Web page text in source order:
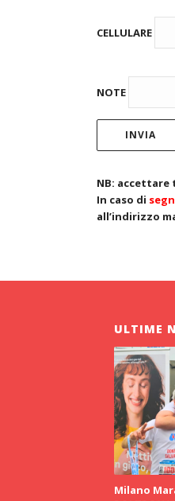
CELLULARE
NOTE
NB:
In caso di
all’indirizzo
ULTIME
Milano